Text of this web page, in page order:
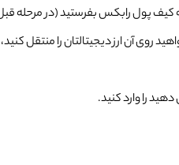
کیف پول رابکس بفرستید (در مرحله
روی آن ارز دیجیتالتان را منتقل
را وارد کنید.